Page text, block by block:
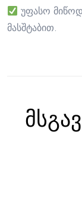
უფასო
მასშტაბით.